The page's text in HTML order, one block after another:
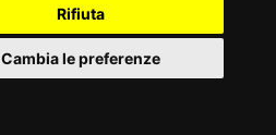
Rifiuta
Cambia le preferenze